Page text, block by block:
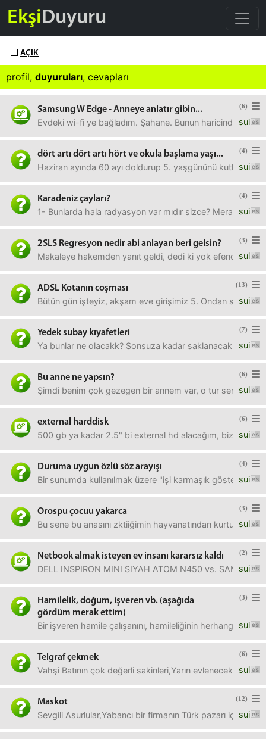
EkşiDuyuru
AÇIK
profil, duyuruları, cevapları
(6)
Samsung W Edge - Anneye anlatır gibin...
sui
Evdeki wi-fi ye bağladım. Şahane. Bunun haricinde wi-fi
(4)
dört artı dört artı hört ve okula başlama yaşı...
sui
Haziran ayında 60 ayı doldurup 5. yaşgününü
(4)
Karadeniz çayları?
sui
1- Bunlarda hala radyasyon var mıdır sizce? Merak
(3)
2SLS Regresyon nedir abi anlayan beri gelsin?
sui
Makaleye hakemden yanıt geldi, dedi ki yok efendim
(13)
ADSL Kotanın coşması
sui
Bütün gün işteyiz, akşam eve girişimiz 5. Ondan sonra
(7)
Yedek subay kıyafetleri
sui
Ya bunlar ne olacakk? Sonsuza kadar saklanacak mı?
(6)
Bu anne ne yapsın?
sui
Şimdi benim çok gezegen bir annem var, o tur senin bu
(6)
external harddisk
sui
500 gb ya kadar 2.5" bi external hd alacağım, bizim
(4)
Duruma uygun özlü söz arayışı
sui
Bir sunumda kullanılmak üzere "işi karmaşık göster ki
(3)
Orospu çocuu yakarca
sui
Bu sene bu anasını zktiiğimin hayvanatından kurtulmak
(2)
Netbook almak isteyen ev insanı kararsız kaldı
sui
DELL INSPIRON MINI SIYAH ATOM N450 vs.
(3)
Hamilelik, doğum, işveren vb. (aşağıda
gördüm merak ettim)
sui
Bir işveren hamile çalışanını, hamileliğinin herhangi bir
(6)
Telgraf çekmek
sui
Vahşi Batının çok değerli sakinleri,Yarın evlenecek bir
(12)
Maskot
sui
Sevgili Asurlular,Yabancı bir firmanın Türk pazarı için